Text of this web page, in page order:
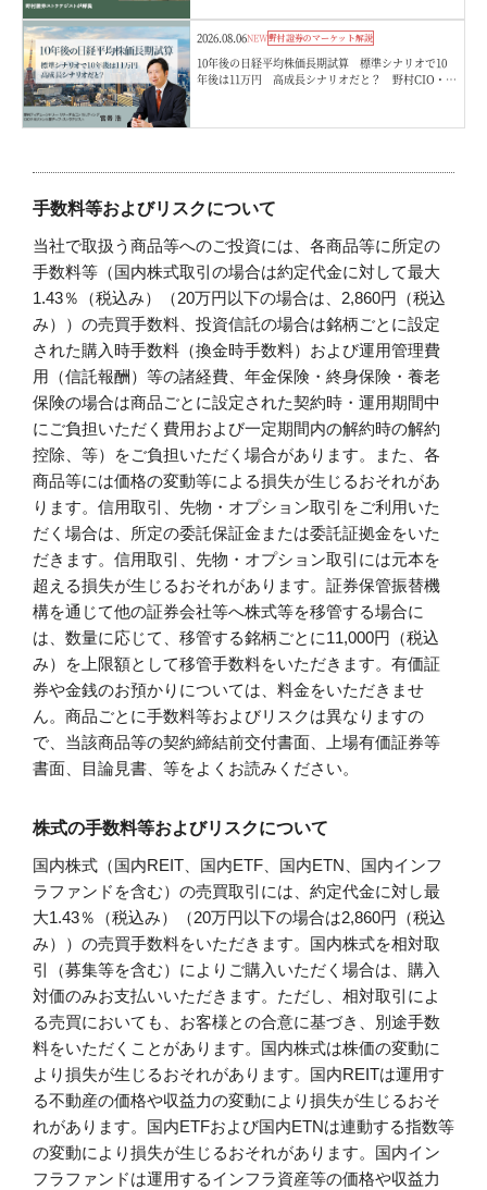
2026.08.06NEW野村證券のマーケット解説
10年後の日経平均株価長期試算 標準シナリオで10
年後は11万円 高成長シナリオだと？ 野村CIO・宮
手数料等およびリスクについて
当社で取扱う商品等へのご投資には、各商品等に所定の
手数料等（国内株式取引の場合は約定代金に対して最大
1.43％（税込み）（20万円以下の場合は、2,860円（税込
み））の売買手数料、投資信託の場合は銘柄ごとに設定
された購入時手数料（換金時手数料）および運用管理費
用（信託報酬）等の諸経費、年金保険・終身保険・養老
保険の場合は商品ごとに設定された契約時・運用期間中
にご負担いただく費用および一定期間内の解約時の解約
控除、等）をご負担いただく場合があります。また、各
商品等には価格の変動等による損失が生じるおそれがあ
ります。信用取引、先物・オプション取引をご利用いた
だく場合は、所定の委託保証金または委託証拠金をいた
だきます。信用取引、先物・オプション取引には元本を
超える損失が生じるおそれがあります。証券保管振替機
構を通じて他の証券会社等へ株式等を移管する場合に
は、数量に応じて、移管する銘柄ごとに11,000円（税込
み）を上限額として移管手数料をいただきます。有価証
券や金銭のお預かりについては、料金をいただきませ
ん。商品ごとに手数料等およびリスクは異なりますの
で、当該商品等の契約締結前交付書面、上場有価証券等
書面、目論見書、等をよくお読みください。
株式の手数料等およびリスクについて
国内株式（国内REIT、国内ETF、国内ETN、国内インフ
ラファンドを含む）の売買取引には、約定代金に対し最
大1.43％（税込み）（20万円以下の場合は2,860円（税込
み））の売買手数料をいただきます。国内株式を相対取
引（募集等を含む）によりご購入いただく場合は、購入
対価のみお支払いいただきます。ただし、相対取引によ
る売買においても、お客様との合意に基づき、別途手数
料をいただくことがあります。国内株式は株価の変動に
より損失が生じるおそれがあります。国内REITは運用す
る不動産の価格や収益力の変動により損失が生じるおそ
れがあります。国内ETFおよび国内ETNは連動する指数等
の変動により損失が生じるおそれがあります。国内イン
フラファンドは運用するインフラ資産等の価格や収益力